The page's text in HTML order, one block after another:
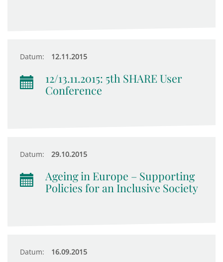
Datum: 12.11.2015
12/13.11.2015: 5th SHARE User
Conference
Datum: 29.10.2015
Ageing in Europe – Supporting
Policies for an Inclusive Society
Datum: 16.09.2015